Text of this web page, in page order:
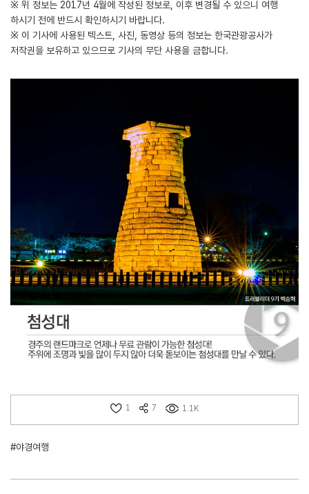
※ 위 정보는 2017년 4월에 작성된 정보로, 이후 변경될 수 있으니 여행
하시기 전에 반드시 확인하시기 바랍니다.
※ 이 기사에 사용된 텍스트, 사진, 동영상 등의 정보는 한국관광공사가
저작권을 보유하고 있으므로 기사의 무단 사용을 금합니다.
1 7 1.1K
#야경여행